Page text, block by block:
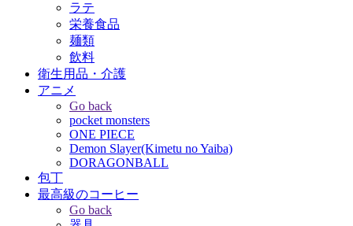
ラテ
栄養食品
麺類
飲料
衛生用品・介護
アニメ
Go back
pocket monsters
ONE PIECE
Demon Slayer(Kimetu no Yaiba)
DORAGONBALL
包丁
最高級のコーヒー
Go back